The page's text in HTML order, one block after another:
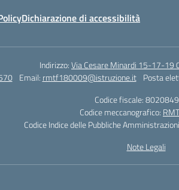
Dichiarazione di accessibilità
Indirizzo:Via Cesare Minardi 15-17-19
Email: rmtf180009@istruzione.it Posta
Codice fiscale:
Codice meccanografico:
Codice Indice delle Pubbliche
Note Legali